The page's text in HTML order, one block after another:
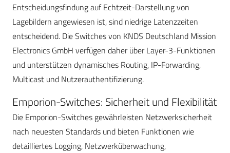
Entscheidungsfindung auf Echtzeit-Darstellung von
Lagebildern angewiesen ist, sind niedrige Latenzzeiten
entscheidend. Die Switches von KNDS Deutschland Mission
Electronics GmbH verfügen daher über Layer-3-Funktionen
und unterstützen dynamisches Routing, IP-Forwarding,
Multicast und Nutzerauthentifizierung.
Emporion-Switches: Sicherheit und Flexibilität
Die Emporion-Switches gewährleisten Netzwerksicherheit
nach neuesten Standards und bieten Funktionen wie
detailliertes Logging, Netzwerküberwachung,